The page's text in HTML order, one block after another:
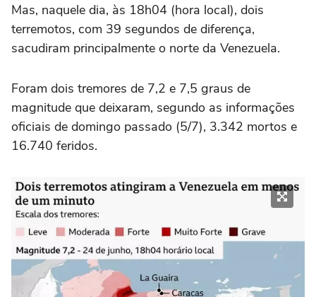
Mas, naquele dia, às 18h04 (hora local), dois
terremotos, com 39 segundos de diferença,
sacudiram principalmente o norte da Venezuela.
Foram dois tremores de 7,2 e 7,5 graus de
magnitude que deixaram, segundo as informações
oficiais de domingo passado (5/7), 3.342 mortos e
16.740 feridos.